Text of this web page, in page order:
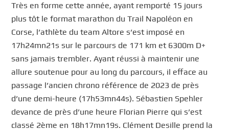
Très en forme cette année, ayant remporté 15 jours
plus tôt le format marathon du Trail Napoléon en
Corse, l’athlète du team Altore s’est imposé en
17h24mn21s sur le parcours de 171 km et 6300m D+
sans jamais trembler. Ayant réussi à maintenir une
allure soutenue pour au long du parcours, il efface au
passage l’ancien chrono référence de 2023 de près
d’une demi-heure (17h53mn44s). Sébastien Spehler
devance de près d’une heure Florian Pierre qui s’est
classé 2ème en 18h17mn19s. Clément Desille prend la